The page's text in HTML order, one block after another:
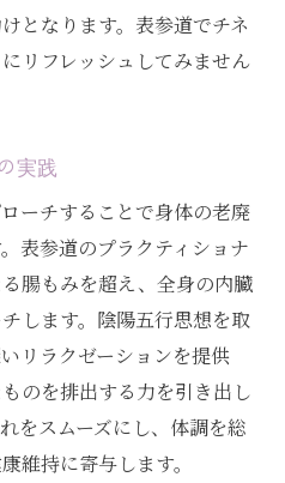
となります。表参道でチネ
リフレッシュしてみません
実践
ーチすることで身体の老廃
表参道のプラクティショナ
腸もみを超え、全身の内臓
します。陰陽五行思想を取
リラクゼーションを提供
のを排出する力を引き出し
をスムーズにし、体調を総
維持に寄与します。